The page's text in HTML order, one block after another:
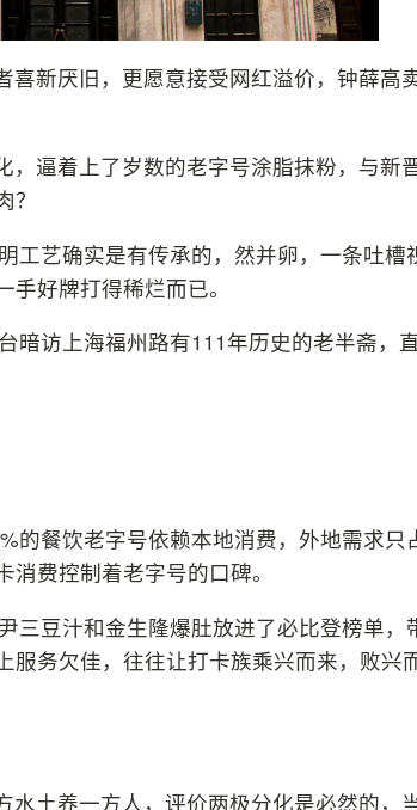
新厌旧，更愿意接受网红溢价，钟薛高
逼着上了岁数的老字号涂脂抹粉，与新
工艺确实是有传承的，然并卵，一条吐槽
好牌打得稀烂而已。
暗访上海福州路有111年历史的老半斋，
的餐饮老字号依赖本地消费，外地需求只
费控制着老字号的口碑。
三豆汁和金生隆爆肚放进了必比登榜单，
务欠佳，往往让打卡族乘兴而来，败兴
土养一方人，评价两极分化是必然的，